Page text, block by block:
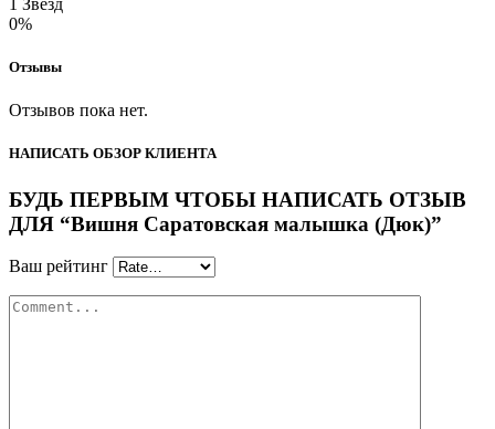
1 Звёзд
0%
Отзывы
Отзывов пока нет.
НАПИСАТЬ ОБЗОР КЛИЕНТА
БУДЬ ПЕРВЫМ ЧТОБЫ НАПИСАТЬ ОТЗЫВ
ДЛЯ “Вишня Саратовская малышка (Дюк)”
Ваш рейтинг